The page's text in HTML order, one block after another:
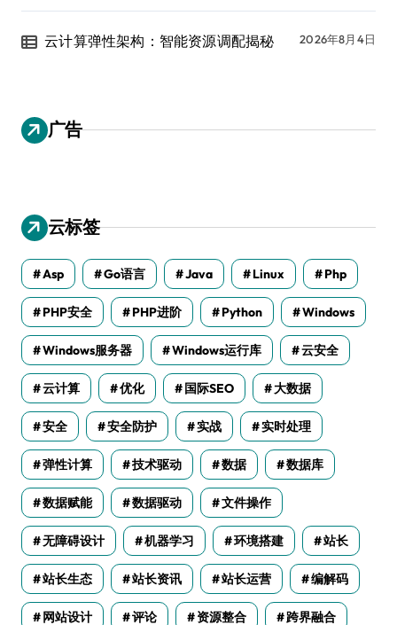
云计算弹性架构：智能资源调配揭秘 2026年8月4日
广告
云标签
Asp Go语言 Java Linux Php
PHP安全 PHP进阶 Python Windows
Windows服务器 Windows运行库 云安全
云计算 优化 国际SEO 大数据
安全 安全防护 实战 实时处理
弹性计算 技术驱动 数据 数据库
数据赋能 数据驱动 文件操作
无障碍设计 机器学习 环境搭建 站长
站长生态 站长资讯 站长运营 编解码
网站设计 评论 资源整合 跨界融合